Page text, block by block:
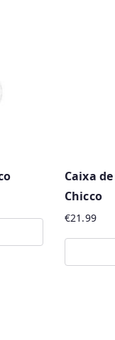
Caixa
Chicco
€21.99